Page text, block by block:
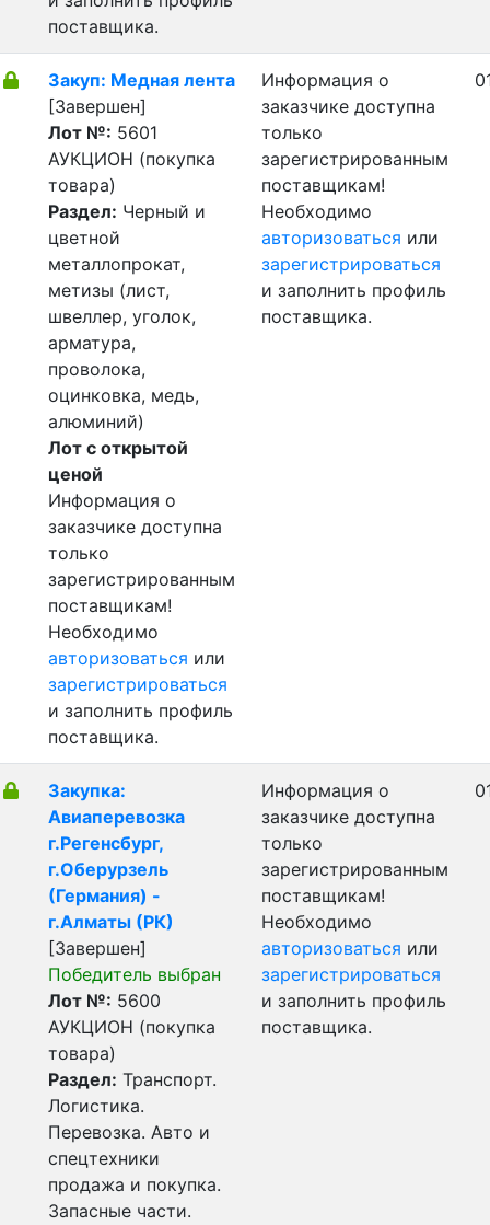
поставщика.
Закуп: Медная лента
[Завершен]
Лот №: 5601
АУКЦИОН (покупка
товара)
Раздел: Черный и
цветной
металлопрокат,
метизы (лист,
швеллер, уголок,
арматура,
проволока,
оцинковка, медь,
алюминий)
Лот с открытой
ценой
Информация о
заказчике доступна
только
зарегистрированным
поставщикам!
Необходимо
авторизоваться или
зарегистрироваться
и заполнить профиль
поставщика.
Информация о
заказчике доступна
только
зарегистрированным
поставщикам!
Необходимо
авторизоваться или
зарегистрироваться
и заполнить профиль
поставщика.
Закупка:
Авиаперевозка
г.Регенсбург,
г.Оберурзель
(Германия) -
г.Алматы (РК)
[Завершен]
Победитель выбран
Лот №: 5600
АУКЦИОН (покупка
товара)
Раздел: Транспорт.
Логистика.
Перевозка. Авто и
спецтехники
продажа и покупка.
Запасные части.
Информация о
заказчике доступна
только
зарегистрированным
поставщикам!
Необходимо
авторизоваться или
зарегистрироваться
и заполнить профиль
поставщика.